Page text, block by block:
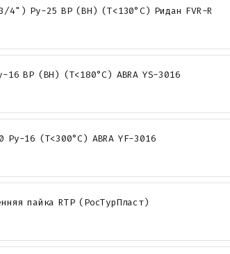
4") Ру-25 ВР (ВН) (Т<130°С) Ридан FVR-R
ВР (ВН) (Т<180°С) ABRA YS-3016
Ру-16 (Т<300°С) ABRA YF-3016
пайка RTP (РосТурПласт)